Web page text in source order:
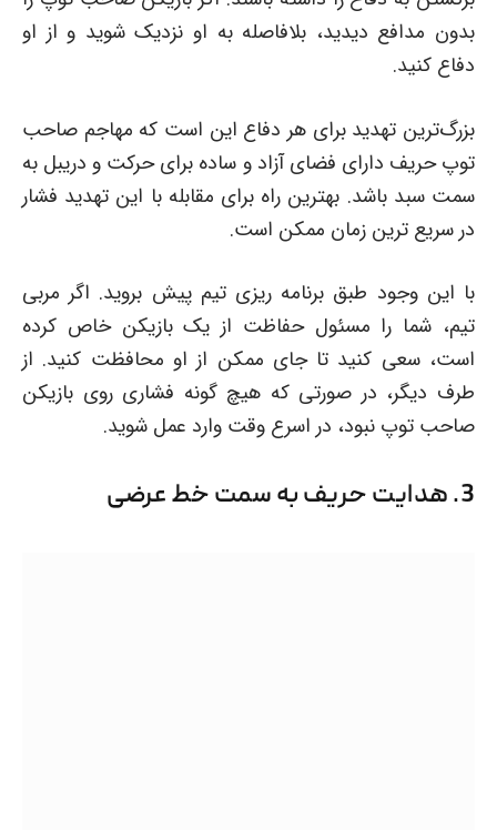
بدون مدافع دیدید، بلافاصله به او نزدیک شوید و از او
دفاع کنید.
بزرگ‌ترین تهدید برای هر دفاع این است که مهاجم صاحب
توپ حریف دارای فضای آزاد و ساده برای حرکت و دریبل به
سمت سبد باشد. بهترین راه برای مقابله با این تهدید فشار
در سریع ترین زمان ممکن است.
با این وجود طبق برنامه ریزی تیم پیش بروید. اگر مربی
تیم، شما را مسئول حفاظت از یک بازیکن خاص کرده
است، سعی کنید تا جای ممکن از او محافظت کنید. از
طرف دیگر، در صورتی که هیچ گونه فشاری روی بازیکن
صاحب توپ نبود، در اسرع وقت وارد عمل شوید.
3. هدایت حریف به سمت خط عرضی